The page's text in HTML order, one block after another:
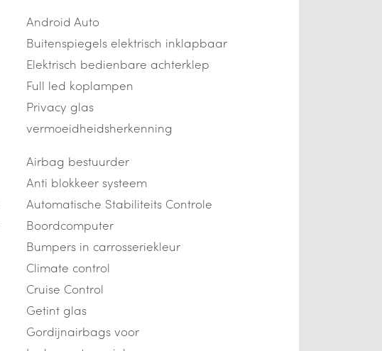
Android Auto
Buitenspiegels elektrisch inklapbaar
Elektrisch bedienbare achterklep
Full led koplampen
Privacy glas
vermoeidheidsherkenning
Airbag bestuurder
Anti blokkeer systeem
Automatische Stabiliteits Controle
Boordcomputer
Bumpers in carrosseriekleur
Climate control
Cruise Control
Getint glas
Gordijnairbags voor